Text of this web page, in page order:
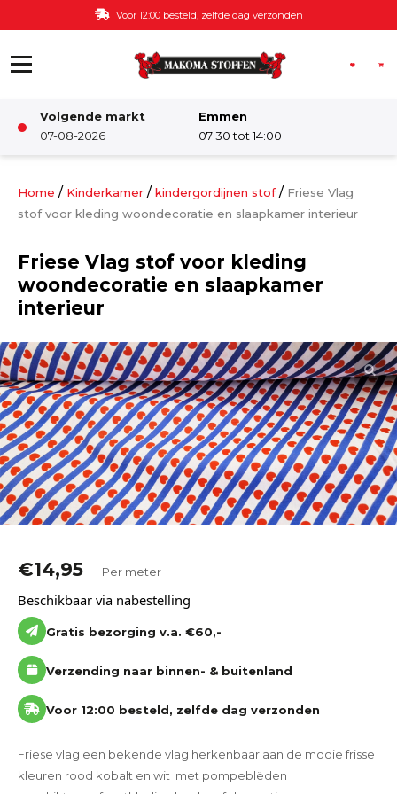
Ga naar de inhoud Voor 12:00 besteld, zelfde dag verzonden
Volgende markt
07-08-2026
Emmen
07:30 tot 14:00
Damesstoffen
Kinderstoffen
Kinderkamer
Katoen
Grootverbruik
Tijdpakker stof
Home / Kinderkamer / kindergordijnen stof/ Friese Vlag
stof voor kleding woondecoratie en slaapkamer interieur
Friese Vlag stof voor kleding
woondecoratie en slaapkamer
interieur
€14,95 Per meter
Beschikbaar via nabestelling
Gratis bezorging v.a. €60,-
Verzending naar binnen- & buitenland
Voor 12:00 besteld, zelfde dag verzonden
Friese vlag een bekende vlag herkenbaar aan de mooie frisse
kleuren rood kobalt en wit met pompeblëden